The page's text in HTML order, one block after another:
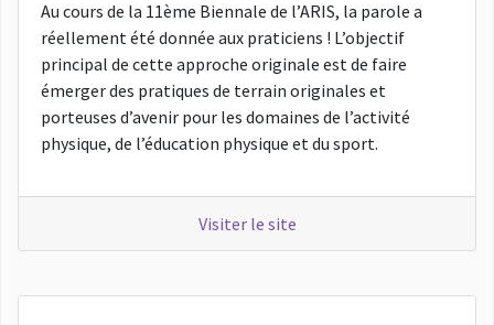
Au cours de la 11ème Biennale de l’ARIS, la parole a
réellement été donnée aux praticiens ! L’objectif
principal de cette approche originale est de faire
émerger des pratiques de terrain originales et
porteuses d’avenir pour les domaines de l’activité
physique, de l’éducation physique et du sport.
Visiter le site